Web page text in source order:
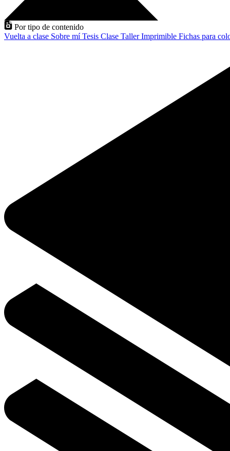
Por tipo de contenido
Vuelta a clase Sobre míTesis Clase TallerImprimible Fichas para